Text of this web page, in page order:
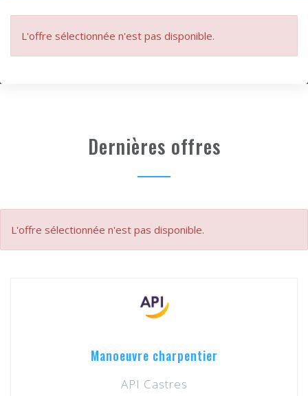
L'offre sélectionnée n'est pas disponible.
Dernières offres
L'offre sélectionnée n'est pas disponible.
Manoeuvre charpentier
API Castres